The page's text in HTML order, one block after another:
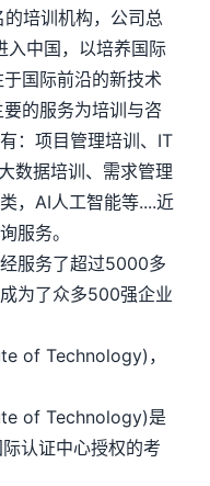
培训机构，公司总
中国，以培养国际
国际前沿的新技术
的服务为培训与咨
：项目管理培训、IT
数据培训、需求管理
，AI人工智能等....近
服务。
服务了超过5000多
为了众多500强企业
Technology)，
of Technology)是
认证中心授权的考